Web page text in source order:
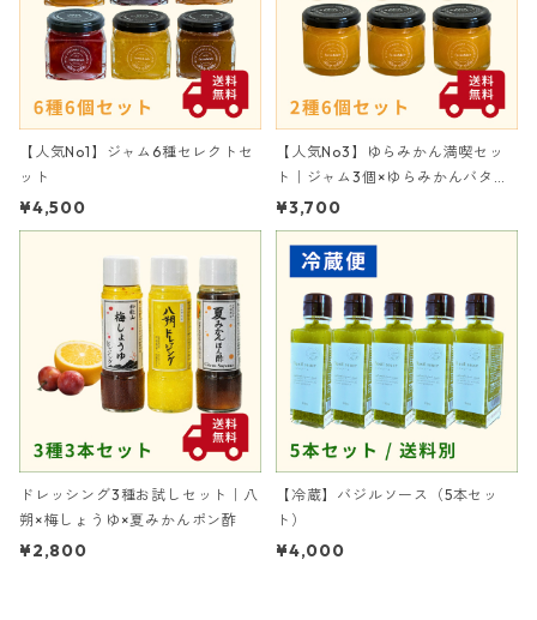
【人気No1】ジャム6種セレクトセ
ット
¥4,500
【人気No3】ゆらみかん満喫セッ
ト｜ジャム3個×ゆらみかんバター
3個
¥3,700
ドレッシング3種お試しセット｜八
朔×梅しょうゆ×夏みかんポン酢
¥2,800
【冷蔵】バジルソース（5本セッ
ト）
¥4,000